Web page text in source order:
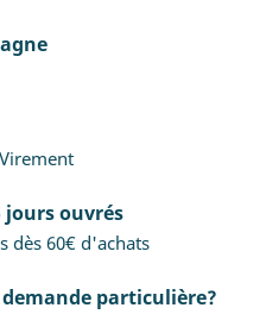
jours ouvrés
dès 60€ d'achats
particulière?